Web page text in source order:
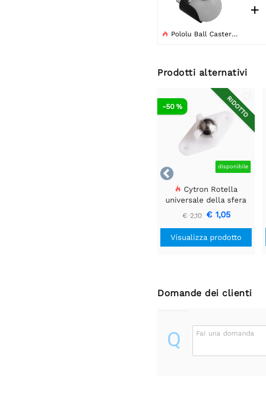
 Pololu Ball Caster con sfera in plastica da 3/4″
+
Prodotti alternativi

RIDOTTO
disponibile
-50 %
Cytron Rotella
universale della sfera
dell'acciaio W420
€ 2,10 € 1,05
Visualizza prodotto
Domande dei clienti
Q Fai una domanda